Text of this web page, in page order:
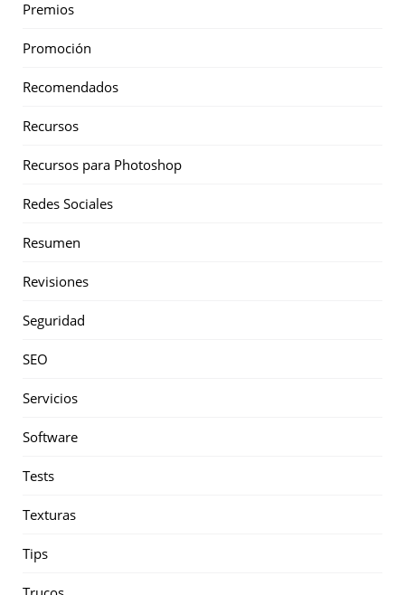
Premios
Promoción
Recomendados
Recursos
Recursos para Photoshop
Redes Sociales
Resumen
Revisiones
Seguridad
SEO
Servicios
Software
Tests
Texturas
Tips